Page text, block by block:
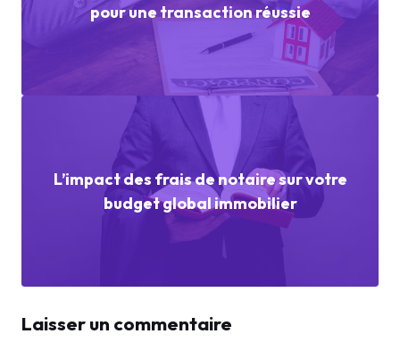
pour une transaction réussie
L’impact des frais de notaire sur votre
budget global immobilier
Laisser un commentaire